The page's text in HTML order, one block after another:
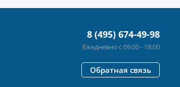
8 (495) 674-49-98
Ежедневно с 09:00 - 18:00
Обратная связь